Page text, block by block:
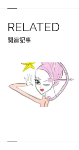
RELATED
関連記事